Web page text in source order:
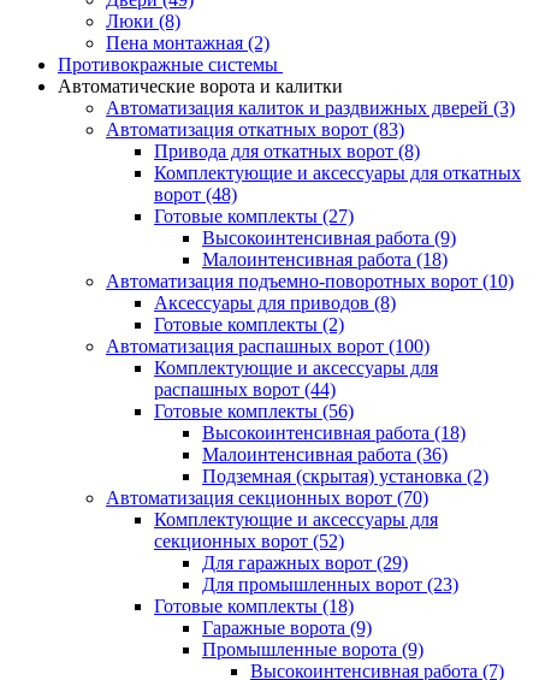
Люки (8)
Пена монтажная (2)
Противокражные системы
Автоматические ворота и калитки
Автоматизация калиток и раздвижных дверей (3)
Автоматизация откатных ворот (83)
Привода для откатных ворот (8)
Комплектующие и аксессуары для откатных
ворот (48)
Готовые комплекты (27)
Высокоинтенсивная работа (9)
Малоинтенсивная работа (18)
Автоматизация подъемно-поворотных ворот (10)
Аксессуары для приводов (8)
Готовые комплекты (2)
Автоматизация распашных ворот (100)
Комплектующие и аксессуары для
распашных ворот (44)
Готовые комплекты (56)
Высокоинтенсивная работа (18)
Малоинтенсивная работа (36)
Подземная (скрытая) установка (2)
Автоматизация секционных ворот (70)
Комплектующие и аксессуары для
секционных ворот (52)
Для гаражных ворот (29)
Для промышленных ворот (23)
Готовые комплекты (18)
Гаражные ворота (9)
Промышленные ворота (9)
Высокоинтенсивная работа (7)